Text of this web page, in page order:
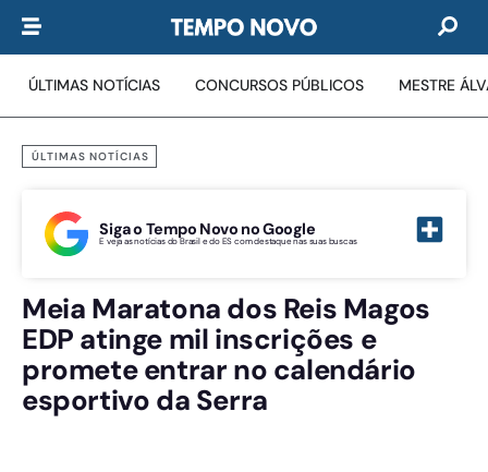
ÚLTIMAS NOTÍCIAS CONCURSOS PÚBLICOS MESTRE
ÚLTIMAS NOTÍCIAS
Siga o Tempo Novo no Google
E veja as notícias do Brasil e do ES com destaque nas suas buscas
Meia Maratona dos Reis Magos
EDP atinge mil inscrições e
promete entrar no calendário
esportivo da Serra